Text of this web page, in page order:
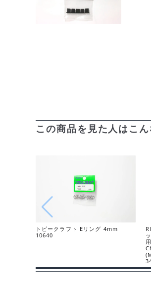
この商品を見た人はこ
トビークラフト Eリング 4mm
10640